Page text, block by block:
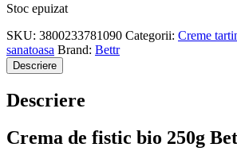
Stoc epuizat
SKU: 3800233781090 Categorii: Creme
sanatoasa Brand: Bettr
Descriere
Descriere
Crema de fistic bio 250g